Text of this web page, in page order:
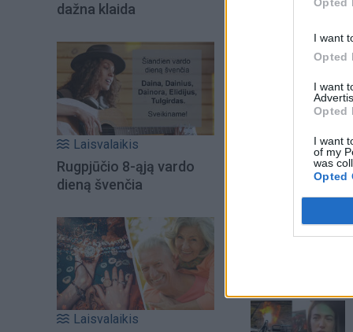
I want
Opted
I want
Opted
I want
of my
was
Opted
dažna klaida
Laisvalaikis
Rugpjūčio 8-ąją vardo
dieną švenčia
Laisvalaikis
Šiuo metu